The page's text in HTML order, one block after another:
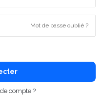
Mot de passe oublié ?
compte ?